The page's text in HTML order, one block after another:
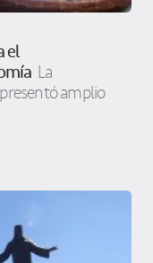
el
La
amplio